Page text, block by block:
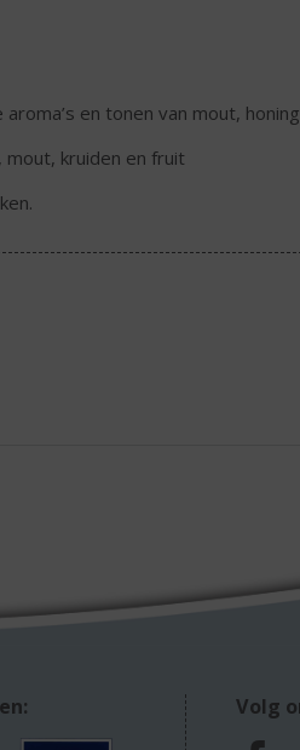
en tonen van mout,
mout, kruiden en fruit
Volg